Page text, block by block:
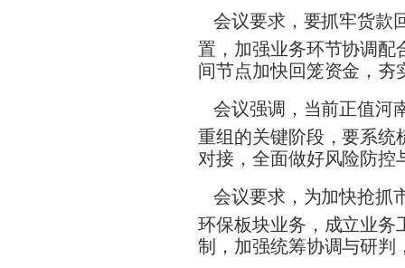
会议要求，要抓牢货款
置，加强业务环节协调配
间节点加快回笼资金，夯
会议强调，当前正值河
重组的关键阶段，要系统
对接，全面做好风险防控
会议要求，为加快抢抓
环保板块业务，成立业务
制，加强统筹协调与研判